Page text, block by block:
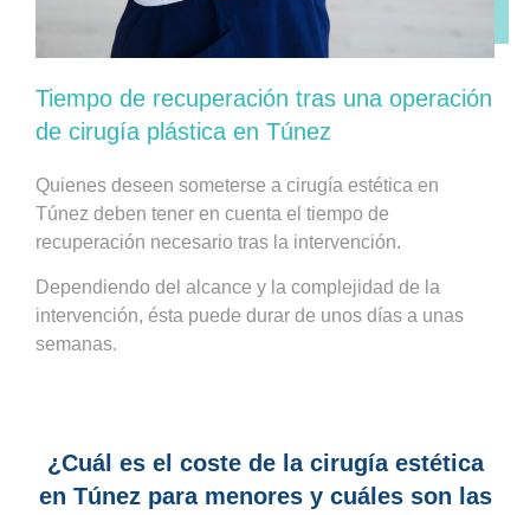
Tiempo de recuperación tras una operación
de cirugía plástica en Túnez
Quienes deseen someterse a cirugía estética en
Túnez deben tener en cuenta el tiempo de
recuperación necesario tras la intervención.
Dependiendo del alcance y la complejidad de la
intervención, ésta puede durar de unos días a unas
semanas.
¿Cuál es el coste de la cirugía estética
en Túnez para menores y cuáles son las